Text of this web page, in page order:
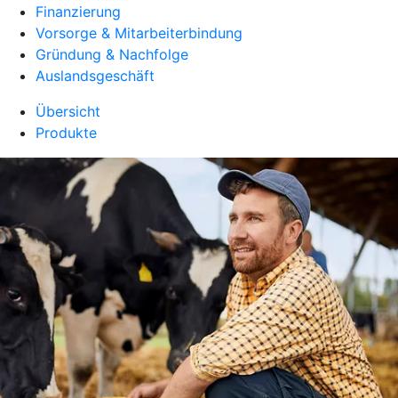
Finanzierung
Vorsorge & Mitarbeiterbindung
Gründung & Nachfolge
Auslandsgeschäft
Übersicht
Produkte